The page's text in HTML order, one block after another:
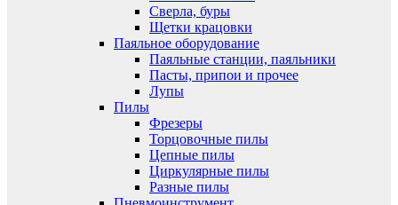
Сверла, буры
Щетки крацовки
Паяльное оборудование
Паяльные станции, паяльники
Пасты, припои и прочее
Лупы
Пилы
Фрезеры
Торцовочные пилы
Цепные пилы
Циркулярные пилы
Разные пилы